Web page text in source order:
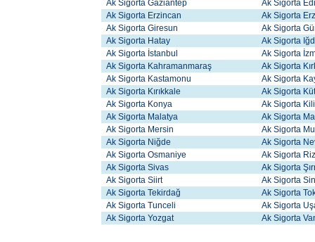
Ak Sigorta Gaziantep
Ak Sigorta
Ak Sigorta Erzincan
Ak Sigorta
Ak Sigorta Giresun
Ak Sigorta
Ak Sigorta Hatay
Ak Sigorta
Ak Sigorta İstanbul
Ak Sigorta
Ak Sigorta Kahramanmaraş
Ak Sigorta
Ak Sigorta Kastamonu
Ak Sigorta
Ak Sigorta Kırıkkale
Ak Sigorta
Ak Sigorta Konya
Ak Sigorta
Ak Sigorta Malatya
Ak Sigorta
Ak Sigorta Mersin
Ak Sigorta
Ak Sigorta Niğde
Ak Sigorta
Ak Sigorta Osmaniye
Ak Sigorta
Ak Sigorta Sivas
Ak Sigorta
Ak Sigorta Siirt
Ak Sigorta
Ak Sigorta Tekirdağ
Ak Sigorta
Ak Sigorta Tunceli
Ak Sigorta
Ak Sigorta Yozgat
Ak Sigorta